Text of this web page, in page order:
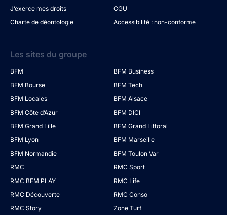
J’exerce mes droits
CGU
Charte de déontologie
Accessibilité : non-conforme
Les sites du groupe
BFM
BFM Business
BFM Bourse
BFM Tech
BFM Locales
BFM Alsace
BFM Côte d’Azur
BFM DICI
BFM Grand Lille
BFM Grand Littoral
BFM Lyon
BFM Marseille
BFM Normandie
BFM Toulon Var
RMC
RMC Sport
RMC BFM PLAY
RMC Life
RMC Découverte
RMC Conso
RMC Story
Zone Turf